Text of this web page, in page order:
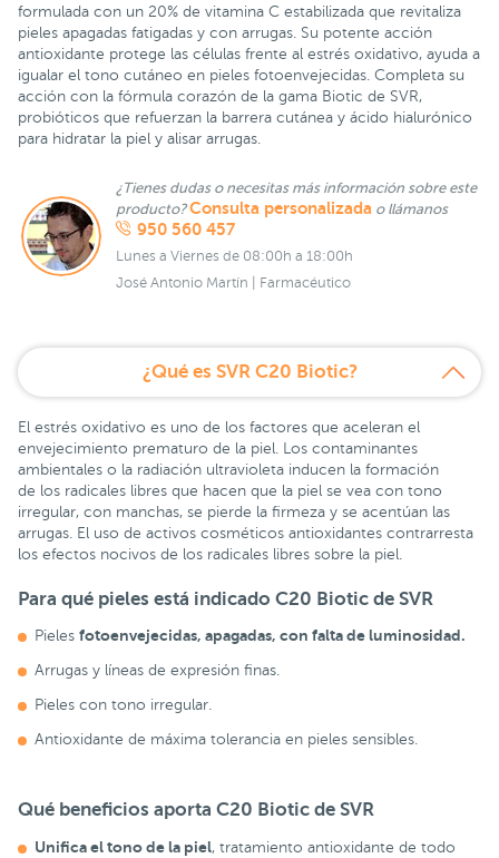
formulada con un 20% de vitamina C estabilizada que revitaliza
pieles apagadas fatigadas y con arrugas. Su potente acción
antioxidante protege las células frente al estrés oxidativo, ayuda a
igualar el tono cutáneo en pieles fotoenvejecidas. Completa su
acción con la fórmula corazón de la gama Biotic de SVR,
probióticos que refuerzan la barrera cutánea y ácido hialurónico
para hidratar la piel y alisar arrugas.
¿Tienes dudas o necesitas más información sobre este
producto?Consulta personalizada o llámanos
950 560 457
Lunes a Viernes de 08:00h a 18:00h
José Antonio Martín | Farmacéutico
¿Qué es SVR C20 Biotic?
El estrés oxidativo es uno de los factores que aceleran el
envejecimiento prematuro de la piel. Los contaminantes
ambientales o la radiación ultravioleta inducen la formación
de los radicales libres que hacen que la piel se vea con tono
irregular, con manchas, se pierde la firmeza y se acentúan las
arrugas. El uso de activos cosméticos antioxidantes contrarresta
los efectos nocivos de los radicales libres sobre la piel.
Para qué pieles está indicado C20 Biotic de SVR
Pieles fotoenvejecidas, apagadas, con falta de luminosidad.
Arrugas y líneas de expresión finas.
Pieles con tono irregular.
Antioxidante de máxima tolerancia en pieles sensibles.
Qué beneficios aporta C20 Biotic de SVR
Unifica el tono de la piel, tratamiento antioxidante de todo